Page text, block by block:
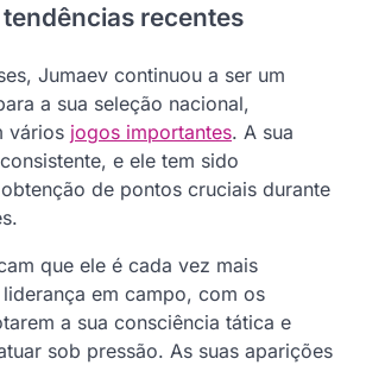
recentes
Jumaev continuou a ser um
a sua seleção nacional,
vários jogos importantes. A sua
e ele tem sido
de pontos cruciais durante
que ele é cada vez mais
em campo, com os
a sua consciência tática e
sob pressão. As suas aparições